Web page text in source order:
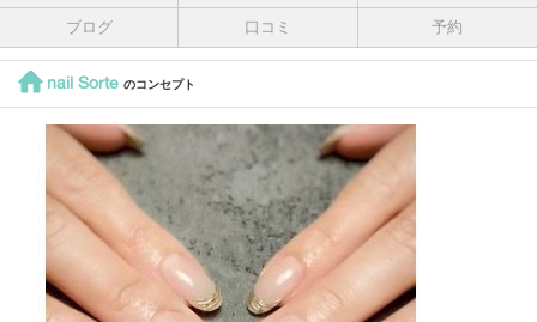
ブログ 口コミ 予約
nail Sorte のコンセプト